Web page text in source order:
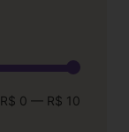
R$ 0 — R$ 10